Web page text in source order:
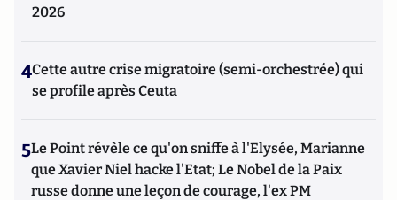
2026
4Cette autre crise migratoire (semi-orchestrée) qui
se profile après Ceuta
5Le Point révèle ce qu'on sniffe à l'Elysée, Marianne
que Xavier Niel hacke l'Etat; Le Nobel de la Paix
russe donne une leçon de courage, l'ex PM